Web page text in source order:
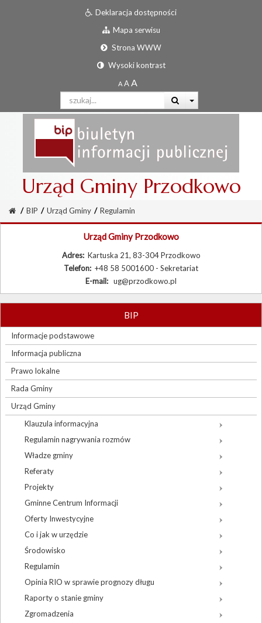
Deklaracja dostępności
Mapa serwisu
Strona WWW
Wysoki kontrast
Urząd Gminy Przodkowo
/ BIP / Urząd Gminy / Regulamin
Urząd Gminy Przodkowo
Adres: Kartuska 21, 83-304 Przodkowo
Telefon: +48 58 5001600 - Sekretariat
E-mail: ug@przodkowo.pl
BIP
Informacje podstawowe
Informacja publiczna
Prawo lokalne
Rada Gminy
Urząd Gminy
Klauzula informacyjna
Regulamin nagrywania rozmów
Władze gminy
Referaty
Projekty
Gminne Centrum Informacji
Oferty Inwestycyjne
Co i jak w urzędzie
Środowisko
Regulamin
Opinia RIO w sprawie prognozy długu
Raporty o stanie gminy
Zgromadzenia